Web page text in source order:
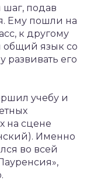
подав
Ему пошли на
к другому
общий язык со
развивать его
учебу и
на сцене
Именно
во всей